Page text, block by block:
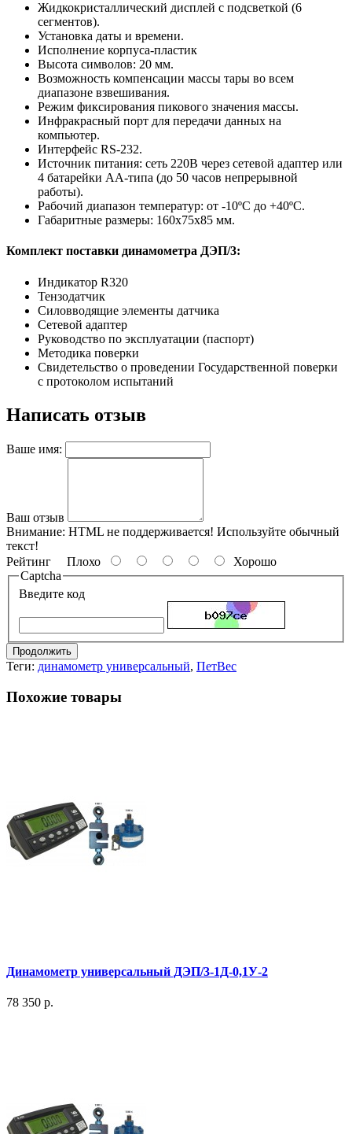
Жидкокристаллический дисплей с подсветкой (6
сегментов).
Установка даты и времени.
Исполнение корпуса-пластик
Высота символов: 20 мм.
Возможность компенсации массы тары во всем
диапазоне взвешивания.
Режим фиксирования пикового значения массы.
Инфракрасный порт для передачи данных на
компьютер.
Интерфейс RS-232.
Источник питания: сеть 220В через сетевой адаптер или
4 батарейки АА-типа (до 50 часов непрерывной
работы).
Рабочий диапазон температур: от -10ºС до +40ºС.
Габаритные размеры: 160х75х85 мм.
Комплект поставки динамометра ДЭП/3:
Индикатор R320
Тензодатчик
Силовводящие элементы датчика
Сетевой адаптер
Руководство по эксплуатации (паспорт)
Методика поверки
Свидетельство о проведении Государственной поверки
с протоколом испытаний
Написать отзыв
Ваше имя:
Ваш отзыв
Внимание: HTML не поддерживается! Используйте обычный
текст!
Рейтинг Плохо
Хорошо
Captcha
Введите код
Продолжить
Теги: динамометр универсальный, ПетВес
Похожие товары
Динамометр универсальный ДЭП/3-1Д-0,1У-2
78 350 р.